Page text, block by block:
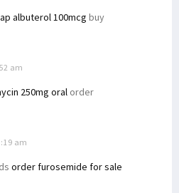
albuterol 100mcg buy
am
250mg oral order
am
order furosemide for sale